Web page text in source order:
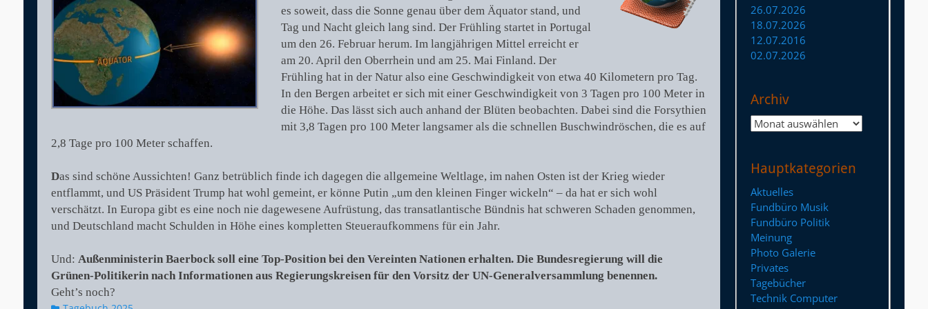
es soweit, dass die Sonne genau über dem Äquator stand, und
Tag und Nacht gleich lang sind. Der Frühling startet in Portugal
um den 26. Februar herum. Im langjährigen Mittel erreicht er
am 20. April den Oberrhein und am 25. Mai Finland. Der
Frühling hat in der Natur also eine Geschwindigkeit von etwa 40 Kilometern pro Tag.
In den Bergen arbeitet er sich mit einer Geschwindigkeit von 3 Tagen pro 100 Meter in
die Höhe. Das lässt sich auch anhand der Blüten beobachten. Dabei sind die Forsythien
mit 3,8 Tagen pro 100 Meter langsamer als die schnellen Buschwindröschen, die es auf
2,8 Tage pro 100 Meter schaffen.
Das sind schöne Aussichten! Ganz betrüblich finde ich dagegen die allgemeine Weltlage, im nahen Osten ist der Krieg wieder
entflammt, und US Präsident Trump hat wohl gemeint, er könne Putin „um den kleinen Finger wickeln“ – da hat er sich wohl
verschätzt. In Europa gibt es eine noch nie dagewesene Aufrüstung, das transatlantische Bündnis hat schweren Schaden genommen,
und Deutschland macht Schulden in Höhe eines kompletten Steueraufkommens für ein Jahr.
Und: Außenministerin Baerbock soll eine Top-Position bei den Vereinten Nationen erhalten. Die Bundesregierung will die
Grünen-Politikerin nach Informationen aus Regierungskreisen für den Vorsitz der UN-Generalversammlung benennen.
Geht’s noch?
26.07.2026
18.07.2026
12.07.2016
02.07.2026
Archiv
Archiv
Hauptkategorien
Aktuelles
Fundbüro Musik
Fundbüro Politik
Meinung
Photo Galerie
Privates
Tagebücher
Technik Computer